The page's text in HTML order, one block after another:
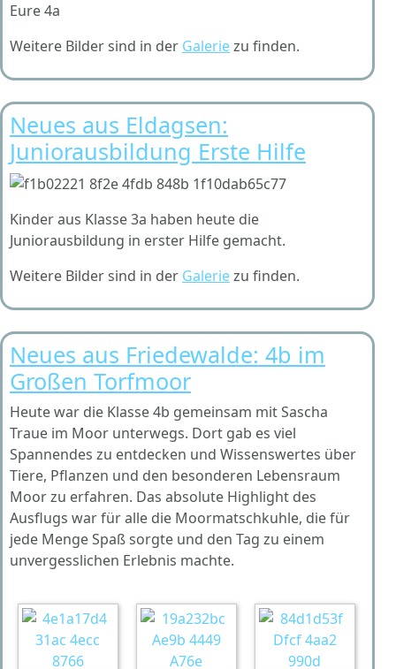
Eure 4a
Weitere Bilder sind in der Galeriezu finden.
Neues aus Eldagsen:
Juniorausbildung Erste Hilfe
Kinder aus Klasse 3a haben heute die
Juniorausbildung in erster Hilfe gemacht.
Weitere Bilder sind in der Galeriezu finden.
Neues aus Friedewalde: 4b im
Großen Torfmoor
Heute war die Klasse 4b gemeinsam mit Sascha
Traue im Moor unterwegs. Dort gab es viel
Spannendes zu entdecken und Wissenswertes über
Tiere, Pflanzen und den besonderen Lebensraum
Moor zu erfahren. Das absolute Highlight des
Ausflugs war für alle die Moormatschkuhle, die für
jede Menge Spaß sorgte und den Tag zu einem
unvergesslichen Erlebnis machte.